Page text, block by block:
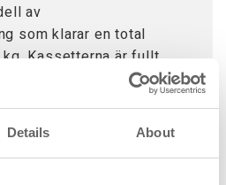
Details About
av
som klarar en total
Kassetterna är fullt
ska gå att använda hela
utrustade med kullagrad